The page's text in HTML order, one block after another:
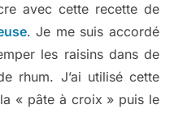
avec cette recette de
. Je me suis accordé
les raisins dans de
rhum. J’ai utilisé cette
« pâte à croix » puis le